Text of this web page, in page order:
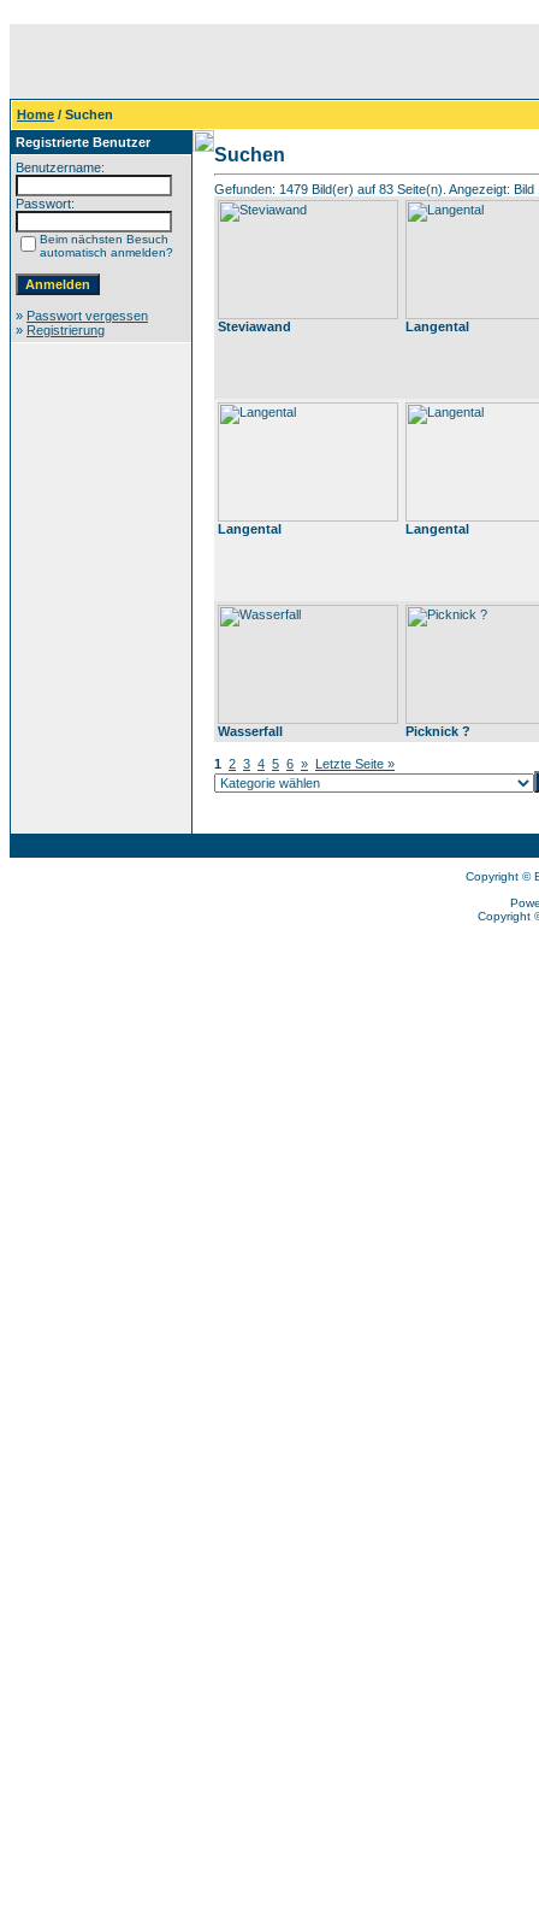
Home / Suchen
Registrierte Benutzer
Benutzername:
Passwort:
Beim nächsten Besuch
automatisch anmelden?
» Passwort vergessen
» Registrierung
Suchen
Gefunden: 1479 Bild(er) auf 83 Seite(n). Angezeigt: Bild
Steviawand Langental
Langental Langental
Wasserfall Picknick ?
1 2 3 4 5 6 » Letzte Seite »
Copyright ©
Copyright